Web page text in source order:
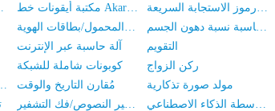
مكتبة أيقونات خط Akar-Icons فك رموز الاستجابة السريعة
التحقق الدُفתי من توثيق الاسم الحقيقي لأرقام الهاتف المحمول/بطاقات الهوية آلة حاسبة نسبة دهون الجسم
آلة حاسبة عبر الإنترنت التقويم
كوبونات شاملة للشبكة ركن الزواج
نسخة الويب مُقارن التاريخ والوقت مولد صورة تذكارية
تشفير النصوص/فك التشفير تبديل الوجه في الصورة بواسطة الذكاء الاصطناعي